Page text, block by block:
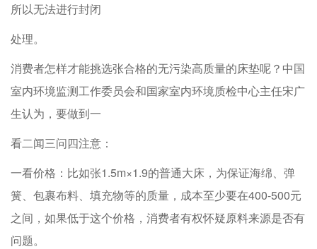
所以无法进行封闭
处理。
消费者怎样才能挑选张合格的无污染高质量的床垫呢？中国
室内环境监测工作委员会和国家室内环境质检中心主任宋广
生认为，要做到一
看二闻三问四注意：
一看价格：比如张1.5m×1.9的普通大床，为保证海绵、弹
簧、包裹布料、填充物等的质量，成本至少要在400-500元
之间，如果低于这个价格，消费者有权怀疑原料来源是否有
问题。